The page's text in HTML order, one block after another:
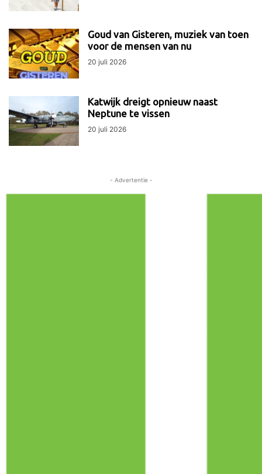
Goud van Gisteren, muziek van toen
voor de mensen van nu
20 juli 2026
Katwijk dreigt opnieuw naast
Neptune te vissen
20 juli 2026
- Advertentie -